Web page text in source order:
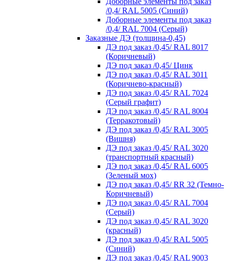
/0,4/ RAL 5005 (Синий)
Доборные элементы под заказ
/0,4/ RAL 7004 (Серый)
Заказные ДЭ (толщина-0,45)
ДЭ под заказ /0,45/ RAL 8017
(Коричневый)
ДЭ под заказ /0,45/ Цинк
ДЭ под заказ /0,45/ RAL 3011
(Коричнево-красный)
ДЭ под заказ /0,45/ RAL 7024
(Серый графит)
ДЭ под заказ /0,45/ RAL 8004
(Терракотовый)
ДЭ под заказ /0,45/ RAL 3005
(Вишня)
ДЭ под заказ /0,45/ RAL 3020
(транспортный красный)
ДЭ под заказ /0,45/ RAL 6005
(Зеленый мох)
ДЭ под заказ /0,45/ RR 32 (Темно-
Коричневый)
ДЭ под заказ /0,45/ RAL 7004
(Серый)
ДЭ под заказ /0,45/ RAL 3020
(красный)
ДЭ под заказ /0,45/ RAL 5005
(Синий)
ДЭ под заказ /0,45/ RAL 9003